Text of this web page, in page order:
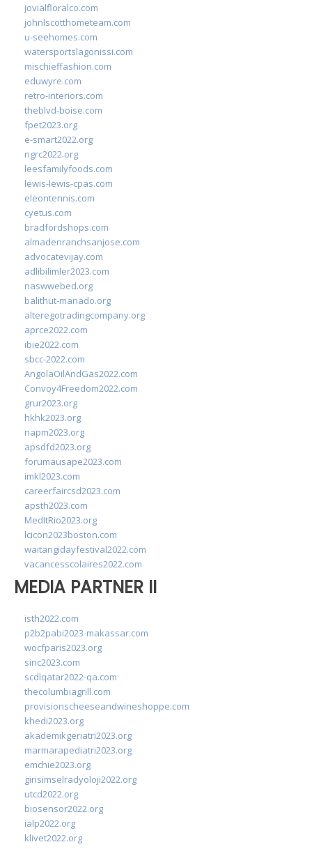
jovialfloralco.com
johnlscotthometeam.com
u-seehomes.com
watersportslagonissi.com
mischieffashion.com
eduwyre.com
retro-interiors.com
theblvd-boise.com
fpet2023.org
e-smart2022.org
ngrc2022.org
leesfamilyfoods.com
lewis-lewis-cpas.com
eleontennis.com
cyetus.com
bradfordshops.com
almadenranchsanjose.com
advocatevijay.com
adlibilimler2023.com
naswwebed.org
balithut-manado.org
alteregotradingcompany.org
aprce2022.com
ibie2022.com
sbcc-2022.com
AngolaOilAndGas2022.com
Convoy4Freedom2022.com
grur2023.org
hkhk2023.org
napm2023.org
apsdfd2023.org
forumausape2023.com
imkl2023.com
careerfaircsd2023.com
apsth2023.com
MedItRio2023.org
lcicon2023boston.com
waitangidayfestival2022.com
vacancesscolaires2022.com
MEDIA PARTNER II
isth2022.com
p2b2pabi2023-makassar.com
wocfparis2023.org
sinc2023.com
scdlqatar2022-qa.com
thecolumbiagrill.com
provisionscheeseandwineshoppe.com
khedi2023.org
akademikgeriatri2023.org
marmarapediatri2023.org
emchie2023.org
girisimselradyoloji2022.org
utcd2022.org
biosensor2022.org
ialp2022.org
klivet2022.org